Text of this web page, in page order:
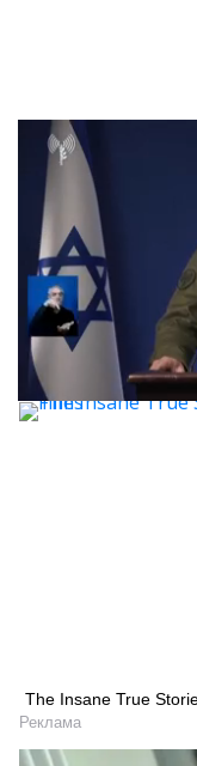
The Insane True
Реклама